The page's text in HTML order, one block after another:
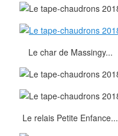
Le char de Massingy...
Le relais Petite Enfance...